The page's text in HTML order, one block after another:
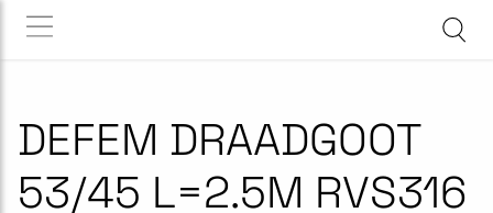
DEFEM DRAADGOOT
53/45 L=2.5M RVS316